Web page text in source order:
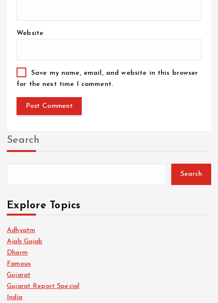
Website
Save my name, email, and website in this browser
for the next time I comment.
Search
Search
Explore Topics
Adhyatm
Ajab Gajab
Dharm
Famous
Gujarat
Gujarat Report Special
India